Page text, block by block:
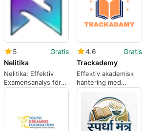
5
Gratis
Nelitika
Nelitika: Effektiv
Examensanalys för
Skolor
4.6
Gratis
Trackademy
Effektiv akademisk
hantering med
Trackademy